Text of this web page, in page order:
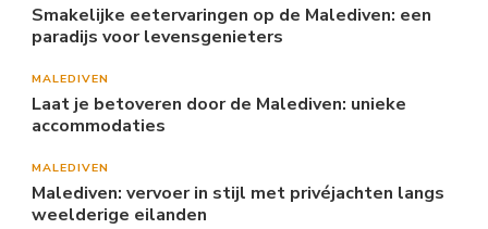
Smakelijke eetervaringen op de Malediven: een
paradijs voor levensgenieters
MALEDIVEN
Laat je betoveren door de Malediven: unieke
accommodaties
MALEDIVEN
Malediven: vervoer in stijl met privéjachten langs
weelderige eilanden